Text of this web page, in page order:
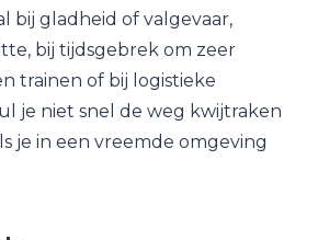
bij gladheid of valgevaar,
bij tijdsgebrek om zeer
trainen of bij logistieke
je niet snel de weg kwijtraken
je in een vreemde omgeving